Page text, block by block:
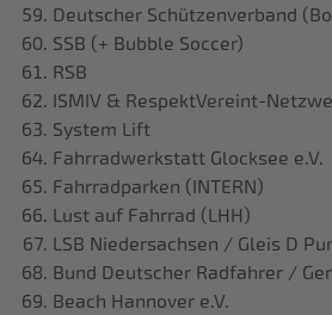
Deutscher Schützenverband
SSB (+ Bubble Soccer)
RSB
ISMIV & RespektVereint-
System Lift
Fahrradwerkstatt Glocksee e.V.
Fahrradparken (INTERN)
Lust auf Fahrrad (LHH)
LSB Niedersachsen / Gleis D
Bund Deutscher Radfahrer /
Beach Hannover e.V.